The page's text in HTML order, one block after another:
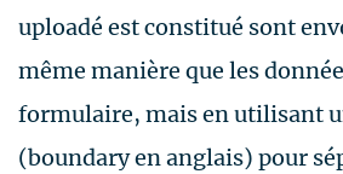
uploadé est constitué sont
même manière que les
formulaire, mais en utilisant
(boundaryen anglais) pour